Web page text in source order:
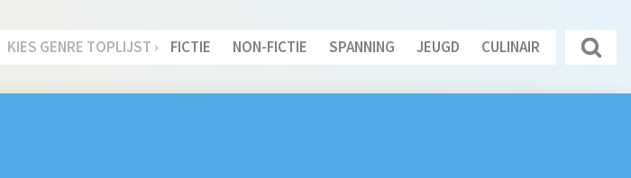
KIES GENRE TOPLIJST › FICTIE NON-FICTIE SPANNING JEUGD CULINAIR